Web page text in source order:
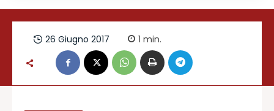
CANAVESELOCAL
PROMOREDAZIONALI
ONSTYLE MAGAZINE
26 Giugno 2017 1 min.